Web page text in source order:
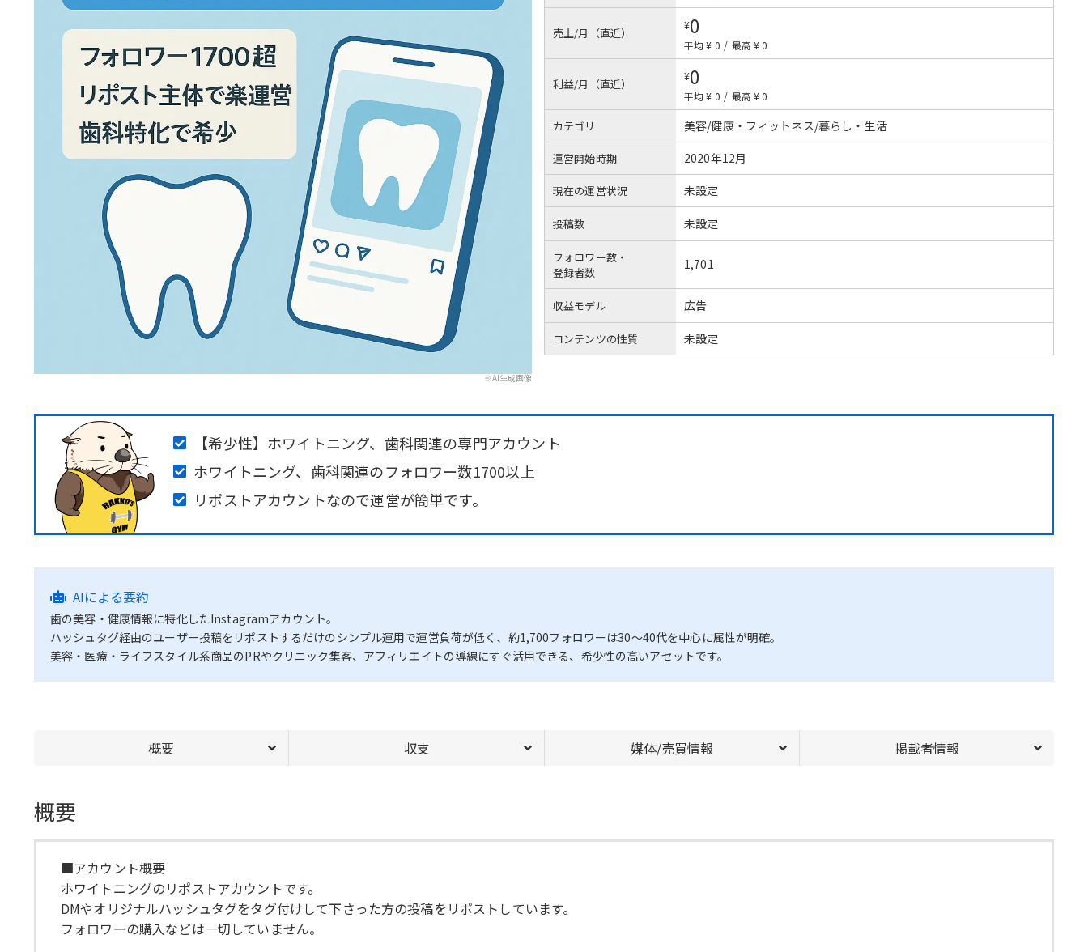
※AI生成画像
売上/月（直近）
¥0
平均 ¥ 0 / 最高 ¥ 0
利益/月（直近）
¥0
平均 ¥ 0 / 最高 ¥ 0
カテゴリ 美容/健康・フィットネス/暮らし・生活
運営開始時期 2020年12月
現在の運営状況 未設定
投稿数 未設定
フォロワー数・
登録者数
1,701
収益モデル 広告
コンテンツの性質 未設定
【希少性】ホワイトニング、歯科関連の専門アカウント
ホワイトニング、歯科関連のフォロワー数1700以上
リポストアカウントなので運営が簡単です。
AIによる要約
歯の美容・健康情報に特化したInstagramアカウント。
ハッシュタグ経由のユーザー投稿をリポストするだけのシンプル運用で運営負荷が低く、約1,700フォロワーは30〜40代を中心に属性が明確。
美容・医療・ライフスタイル系商品のPRやクリニック集客、アフィリエイトの導線にすぐ活用できる、希少性の高いアセットです。
概要 収支 媒体/売買情報 掲載者情報
概要
■アカウント概要
ホワイトニングのリポストアカウントです。
DMやオリジナルハッシュタグをタグ付けして下さった方の投稿をリポストしています。
フォロワーの購入などは一切していません。